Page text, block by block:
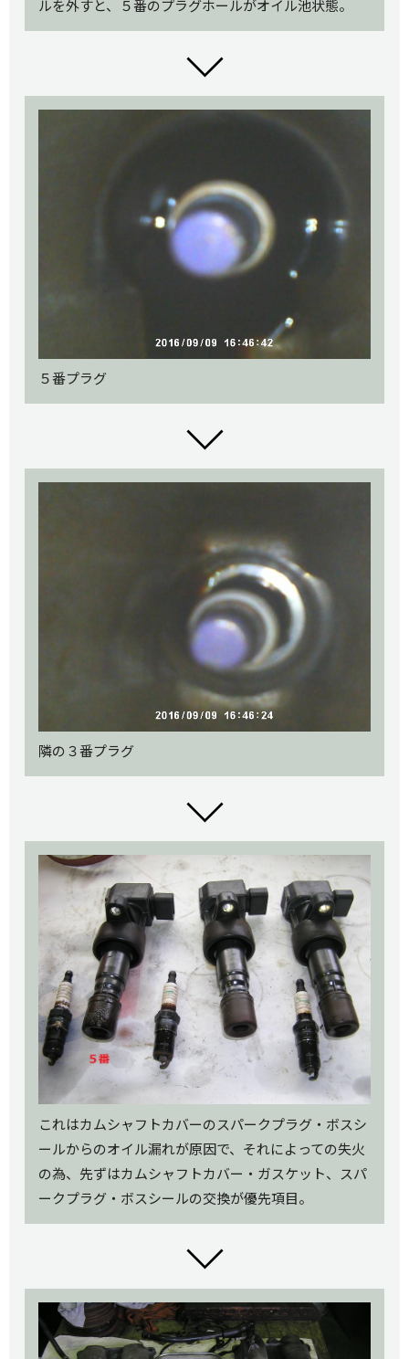
ルを外すと、５番のプラグホールがオイル池状態。
５番プラグ
隣の３番プラグ
これはカムシャフトカバーのスパークプラグ・ボスシ
ールからのオイル漏れが原因で、それによっての失火
の為、先ずはカムシャフトカバー・ガスケット、スパ
ークプラグ・ボスシールの交換が優先項目。